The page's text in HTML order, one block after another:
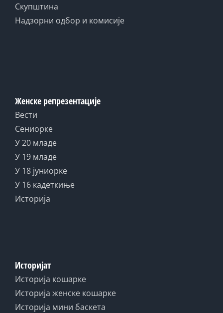
Скупштина
Надзорни одбор и комисије
Женске репрезентације
Вести
Сениорке
У 20 младе
У 19 младе
У 18 јуниорке
У 16 кадеткиње
Историја
Историјат
Историја кошарке
Историја женске кошарке
Историја мини баскета